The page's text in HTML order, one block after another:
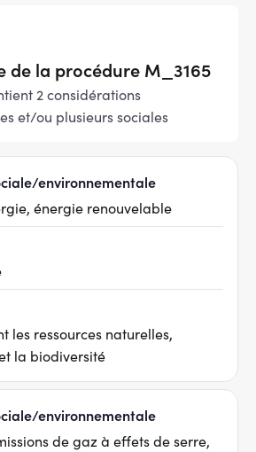
de la procédure M_3165
2 considérations
et/ou plusieurs sociales
environnementale
énergie renouvelable
les ressources naturelles,
la biodiversité
environnementale
de gaz à effets de serre,